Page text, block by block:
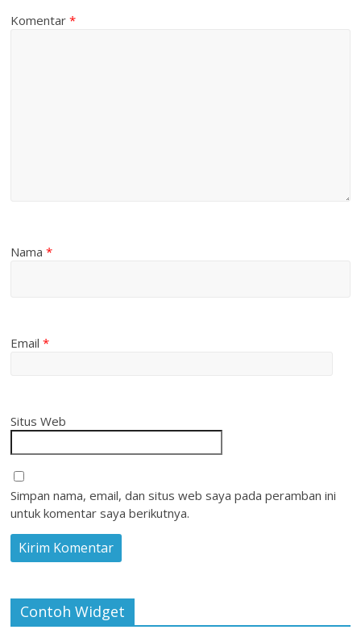
Komentar*
Nama*
Email*
Situs Web
Simpan nama, email, dan situs web saya pada peramban ini
untuk komentar saya berikutnya.
Contoh Widget